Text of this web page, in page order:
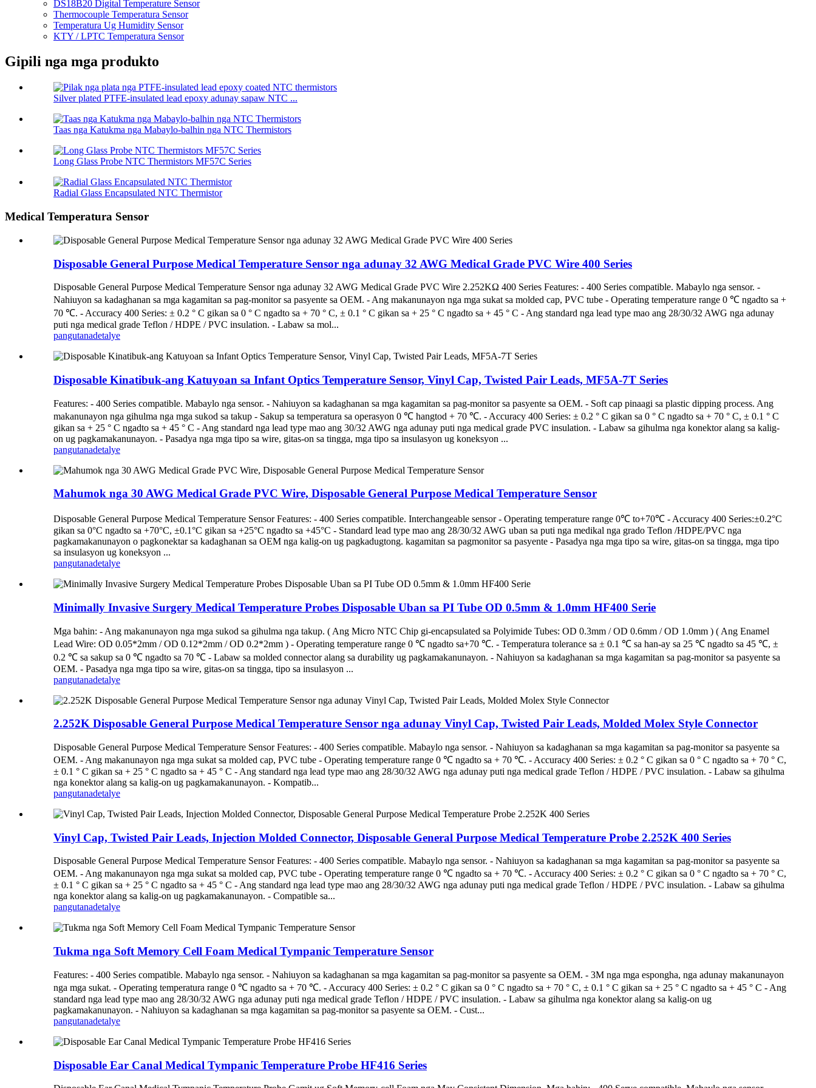
DS18B20 Digital Temperature Sensor
Thermocouple Temperatura Sensor
Temperatura Ug Humidity Sensor
KTY / LPTC Temperatura Sensor
Gipili nga mga produkto
Silver plated PTFE-insulated lead epoxy adunay sapaw NTC ...
Taas nga Katukma nga Mabaylo-balhin nga NTC Thermistors
Long Glass Probe NTC Thermistors MF57C Series
Radial Glass Encapsulated NTC Thermistor
Medical Temperatura Sensor
Disposable General Purpose Medical Temperature Sensor nga adunay 32 AWG Medical Grade PVC Wire 400 Series
Disposable General Purpose Medical Temperature Sensor nga adunay 32 AWG Medical Grade PVC Wire 2.252KΩ 400 Series Features: - 400 Series compatible. Mabaylo nga sensor. -
Nahiuyon sa kadaghanan sa mga kagamitan sa pag-monitor sa pasyente sa OEM. - Ang makanunayon nga mga sukat sa molded cap, PVC tube - Operating temperature range 0 ℃ ngadto sa +
70 ℃. - Accuracy 400 Series: ± 0.2 ° C gikan sa 0 ° C ngadto sa + 70 ° C, ± 0.1 ° C gikan sa + 25 ° C ngadto sa + 45 ° C - Ang standard nga lead type mao ang 28/30/32 AWG nga adunay
puti nga medical grade Teflon / HDPE / PVC insulation. - Labaw sa mol...
pangutanadetalye
Disposable Kinatibuk-ang Katuyoan sa Infant Optics Temperature Sensor, Vinyl Cap, Twisted Pair Leads, MF5A-7T Series
Features: - 400 Series compatible. Mabaylo nga sensor. - Nahiuyon sa kadaghanan sa mga kagamitan sa pag-monitor sa pasyente sa OEM. - Soft cap pinaagi sa plastic dipping process. Ang
makanunayon nga gihulma nga mga sukod sa takup - Sakup sa temperatura sa operasyon 0 ℃ hangtod + 70 ℃. - Accuracy 400 Series: ± 0.2 ° C gikan sa 0 ° C ngadto sa + 70 ° C, ± 0.1 ° C
gikan sa + 25 ° C ngadto sa + 45 ° C - Ang standard nga lead type mao ang 30/32 AWG nga adunay puti nga medical grade PVC insulation. - Labaw sa gihulma nga konektor alang sa kalig-
on ug pagkamakanunayon. - Pasadya nga mga tipo sa wire, gitas-on sa tingga, mga tipo sa insulasyon ug koneksyon ...
pangutanadetalye
Mahumok nga 30 AWG Medical Grade PVC Wire, Disposable General Purpose Medical Temperature Sensor
Disposable General Purpose Medical Temperature Sensor Features: - 400 Series compatible. Interchangeable sensor - Operating temperature range 0℃ to+70℃ - Accuracy 400 Series:±0.2°C
gikan sa 0°C ngadto sa +70°C, ±0.1°C gikan sa +25°C ngadto sa +45°C - Standard lead type mao ang 28/30/32 AWG uban sa puti nga medikal nga grado Teflon /HDPE/PVC nga
pagkamakanunayon o pagkonektar sa kadaghanan sa OEM nga kalig-on ug pagkadugtong. kagamitan sa pagmonitor sa pasyente - Pasadya nga mga tipo sa wire, gitas-on sa tingga, mga tipo
sa insulasyon ug koneksyon ...
pangutanadetalye
Minimally Invasive Surgery Medical Temperature Probes Disposable Uban sa PI Tube OD 0.5mm & 1.0mm HF400 Serie
Mga bahin: - Ang makanunayon nga mga sukod sa gihulma nga takup. ( Ang Micro NTC Chip gi-encapsulated sa Polyimide Tubes: OD 0.3mm / OD 0.6mm / OD 1.0mm ) ( Ang Enamel
Lead Wire: OD 0.05*2mm / OD 0.12*2mm / OD 0.2*2mm ) - Operating temperature range 0 ℃ ngadto sa+70 ℃. - Temperatura tolerance sa ± 0.1 ℃ sa han-ay sa 25 ℃ ngadto sa 45 ℃, ±
0.2 ℃ sa sakup sa 0 ℃ ngadto sa 70 ℃ - Labaw sa molded connector alang sa durability ug pagkamakanunayon. - Nahiuyon sa kadaghanan sa mga kagamitan sa pag-monitor sa pasyente sa
OEM. - Pasadya nga mga tipo sa wire, gitas-on sa tingga, tipo sa insulasyon ...
pangutanadetalye
2.252K Disposable General Purpose Medical Temperature Sensor nga adunay Vinyl Cap, Twisted Pair Leads, Molded Molex Style Connector
Disposable General Purpose Medical Temperature Sensor Features: - 400 Series compatible. Mabaylo nga sensor. - Nahiuyon sa kadaghanan sa mga kagamitan sa pag-monitor sa pasyente sa
OEM. - Ang makanunayon nga mga sukat sa molded cap, PVC tube - Operating temperature range 0 ℃ ngadto sa + 70 ℃. - Accuracy 400 Series: ± 0.2 ° C gikan sa 0 ° C ngadto sa + 70 ° C,
± 0.1 ° C gikan sa + 25 ° C ngadto sa + 45 ° C - Ang standard nga lead type mao ang 28/30/32 AWG nga adunay puti nga medical grade Teflon / HDPE / PVC insulation. - Labaw sa gihulma
nga konektor alang sa kalig-on ug pagkamakanunayon. - Kompatib...
pangutanadetalye
Vinyl Cap, Twisted Pair Leads, Injection Molded Connector, Disposable General Purpose Medical Temperature Probe 2.252K 400 Series
Disposable General Purpose Medical Temperature Sensor Features: - 400 Series compatible. Mabaylo nga sensor. - Nahiuyon sa kadaghanan sa mga kagamitan sa pag-monitor sa pasyente sa
OEM. - Ang makanunayon nga mga sukat sa molded cap, PVC tube - Operating temperature range 0 ℃ ngadto sa + 70 ℃. - Accuracy 400 Series: ± 0.2 ° C gikan sa 0 ° C ngadto sa + 70 ° C,
± 0.1 ° C gikan sa + 25 ° C ngadto sa + 45 ° C - Ang standard nga lead type mao ang 28/30/32 AWG nga adunay puti nga medical grade Teflon / HDPE / PVC insulation. - Labaw sa gihulma
nga konektor alang sa kalig-on ug pagkamakanunayon. - Compatible sa...
pangutanadetalye
Tukma nga Soft Memory Cell Foam Medical Tympanic Temperature Sensor
Features: - 400 Series compatible. Mabaylo nga sensor. - Nahiuyon sa kadaghanan sa mga kagamitan sa pag-monitor sa pasyente sa OEM. - 3M nga mga espongha, nga adunay makanunayon
nga mga sukat. - Operating temperatura range 0 ℃ ngadto sa + 70 ℃. - Accuracy 400 Series: ± 0.2 ° C gikan sa 0 ° C ngadto sa + 70 ° C, ± 0.1 ° C gikan sa + 25 ° C ngadto sa + 45 ° C - Ang
standard nga lead type mao ang 28/30/32 AWG nga adunay puti nga medical grade Teflon / HDPE / PVC insulation. - Labaw sa gihulma nga konektor alang sa kalig-on ug
pagkamakanunayon. - Nahiuyon sa kadaghanan sa mga kagamitan sa pag-monitor sa pasyente sa OEM. - Cust...
pangutanadetalye
Disposable Ear Canal Medical Tympanic Temperature Probe HF416 Series